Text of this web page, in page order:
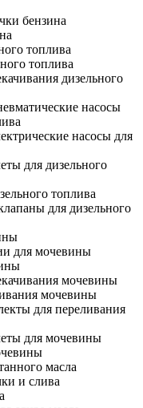
бензина
топлива
топлива
дизельного
насосы
насосы для
для дизельного
топлива
для дизельного
для мочевины
мочевины
мочевины
для переливания
для мочевины
масла
и слива